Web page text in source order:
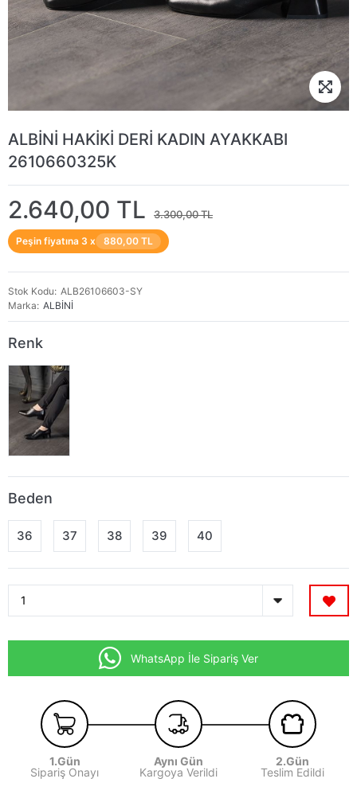
ALBİNİ HAKİKİ DERİ KADIN AYAKKABI
2610660325K
2.640,00 TL 3.300,00 TL
Peşin fiyatına 3 x 880,00 TL
Stok Kodu ALB26106603-SY
Marka ALBİNİ
Renk
Beden
36 37 38 39 40
WhatsApp İle Sipariş Ver
1.Gün
Sipariş Onayı
Aynı Gün
Kargoya Verildi
2.Gün
Teslim Edildi